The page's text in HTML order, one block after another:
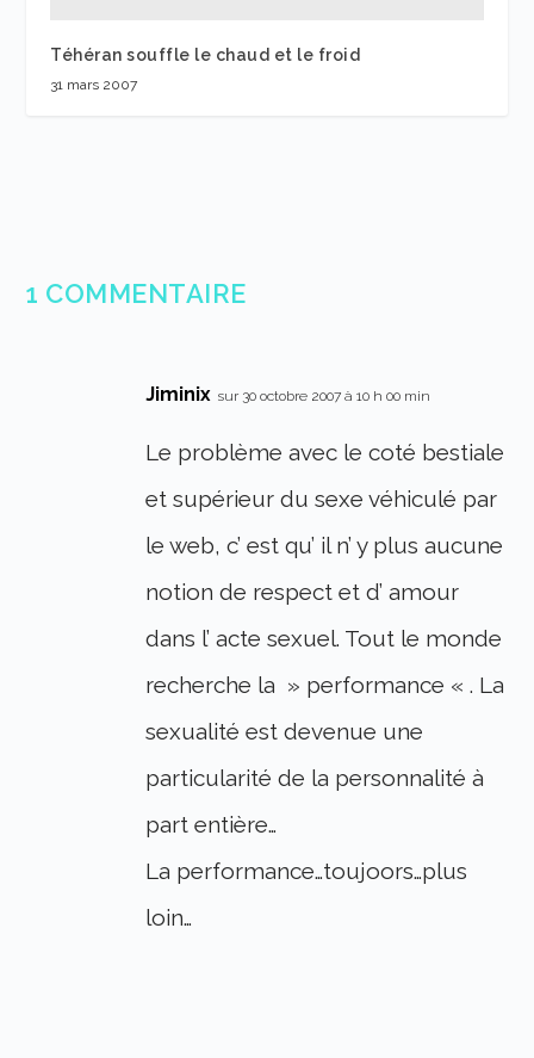
Téhéran souffle le chaud et le froid
31 mars 2007
1 COMMENTAIRE
Jiminix sur 30 octobre 2007 à 10 h 00 min
Le problème avec le coté bestiale
et supérieur du sexe véhiculé par
le web, c’ est qu’ il n’ y plus aucune
notion de respect et d’ amour
dans l’ acte sexuel. Tout le monde
recherche la » performance « . La
sexualité est devenue une
particularité de la personnalité à
part entière…
La performance…toujoors…plus
loin…